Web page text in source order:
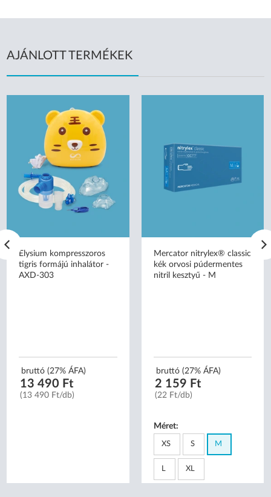
AJÁNLOTT TERMÉKEK
Elysium kompresszoros
tigris formájú inhalátor -
AXD-303
bruttó (27% ÁFA)
13 490 Ft
(13 490 Ft/db)
Mercator nitrylex® classic
kék orvosi púdermentes
nitril kesztyű - M
bruttó (27% ÁFA)
2 159 Ft
(22 Ft/db)
Méret:
XS S M
L XL